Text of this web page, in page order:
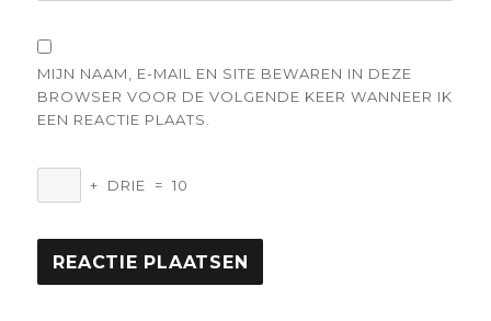
MIJN NAAM, E-MAIL EN SITE BEWAREN IN DEZE
BROWSER VOOR DE VOLGENDE KEER WANNEER IK
EEN REACTIE PLAATS.
+ DRIE = 10